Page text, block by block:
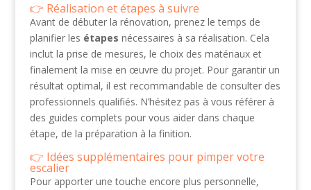
Réalisation et étapes à suivre
Avant de débuter la rénovation, prenez le temps de
planifier les étapes nécessaires à sa réalisation. Cela
inclut la prise de mesures, le choix des matériaux et
finalement la mise en œuvre du projet. Pour garantir un
résultat optimal, il est recommandable de consulter des
professionnels qualifiés. N’hésitez pas à vous référer à
des guides complets pour vous aider dans chaque
étape, de la préparation à la finition.
Idées supplémentaires pour pimper votre
escalier
Pour apporter une touche encore plus personnelle,